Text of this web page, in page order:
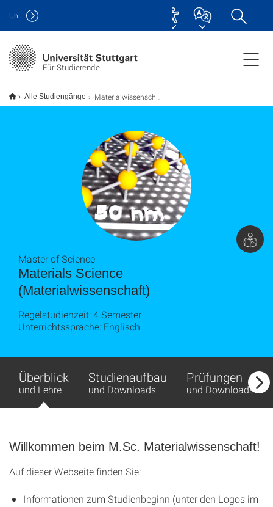
Für Studierende
Uni
Alle Studiengänge Materialwissenschaft Materials Science M.Sc.
Materials Science
(Materialwissenschaft)
Master of Science
Regelstudienzeit: 4 Semester
Unterrichtssprache: Englisch
Überblick
und Lehre
Studienaufbau
und Downloads
Prüfungen
und Downloads
Willkommen beim M.Sc. Materialwissenschaft!
Auf dieser Webseite finden Sie:
Informationen zum Studienbeginn (unter den Logos im